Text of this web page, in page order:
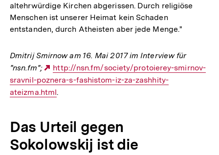
altehrwürdige Kirchen abgerissen. Durch religiöse
Menschen ist unserer Heimat kein Schaden
entstanden, durch Atheisten aber jede Menge."
Dmitrij Smirnow am 16. Mai 2017 im Interview für
"nsn.fm";
Externer
Link:
http://nsn.fm/society/protoierey-smirnov-
sravnil-poznera-s-fashistom-iz-za-zashhity-
ateizma.html.
Das Urteil gegen
Sokolowskij ist die